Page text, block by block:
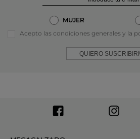
MUJER
Acepto las condiciones generales y la
QUIERO